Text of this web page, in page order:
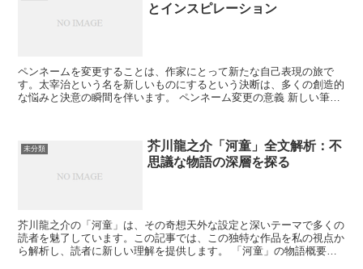
とインスピレーション
ペンネームを変更することは、作家にとって新たな自己表現の旅で
す。太宰治という名を新しいものにするという決断は、多くの創造的
な悩みと決意の瞬間を伴います。 ペンネーム変更の意義 新しい筆名
未分類
芥川龍之介「河童」全文解析：不
思議な物語の深層を探る
芥川龍之介の「河童」は、その奇想天外な設定と深いテーマで多くの
読者を魅了しています。この記事では、この独特な作品を私の視点か
ら解析し、読者に新しい理解を提供します。 「河童」の物語概要